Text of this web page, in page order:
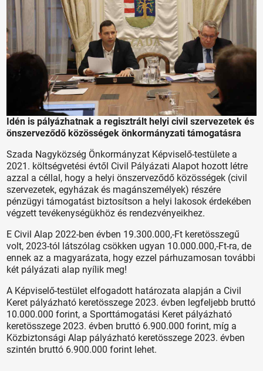
Idén is pályázhatnak a regisztrált helyi civil szervezetek és
önszerveződő közösségek önkormányzati támogatásra
Szada Nagyközség Önkormányzat Képviselő-testülete a
2021. költségvetési évtől Civil Pályázati Alapot hozott létre
azzal a céllal, hogy a helyi önszerveződő közösségek (civil
szervezetek, egyházak és magánszemélyek) részére
pénzügyi támogatást biztosítson a helyi lakosok érdekében
végzett tevékenységükhöz és rendezvényeikhez.
E Civil Alap 2022-ben évben 19.300.000,-Ft keretösszegű
volt, 2023-tól látszólag csökken ugyan 10.000.000,-Ft-ra, de
ennek az a magyarázata, hogy ezzel párhuzamosan további
két pályázati alap nyílik meg!
A Képviselő-testület elfogadott határozata alapján a Civil
Keret pályázható keretösszege 2023. évben legfeljebb bruttó
10.000.000 forint, a Sporttámogatási Keret pályázható
keretösszege 2023. évben bruttó 6.900.000 forint, míg a
Közbiztonsági Alap pályázható keretösszege 2023. évben
szintén bruttó 6.900.000 forint lehet.